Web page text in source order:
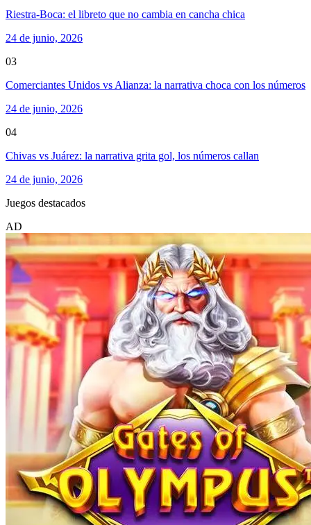
Riestra-Boca: el libreto que no cambia en cancha chica
24 de junio, 2026
03
Comerciantes Unidos vs Alianza: la narrativa choca con los números
24 de junio, 2026
04
Chivas vs Juárez: la narrativa grita gol, los números callan
24 de junio, 2026
Juegos destacados
AD